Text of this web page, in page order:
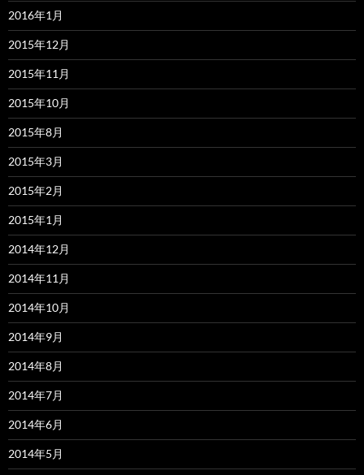
2016年1月
2015年12月
2015年11月
2015年10月
2015年8月
2015年3月
2015年2月
2015年1月
2014年12月
2014年11月
2014年10月
2014年9月
2014年8月
2014年7月
2014年6月
2014年5月